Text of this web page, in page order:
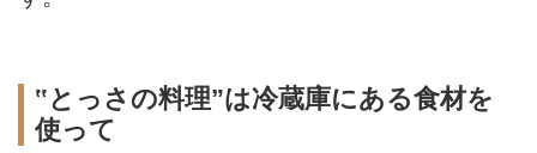
‟とっさの料理”は冷蔵庫にある食材を
使って